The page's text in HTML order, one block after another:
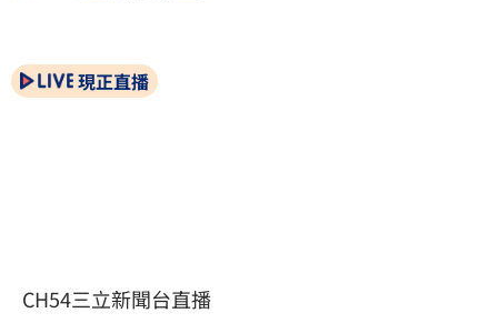
現正直播
CH54三立新聞台直播